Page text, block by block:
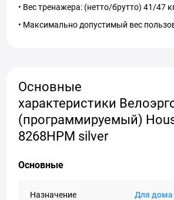
• Вес тренажера: (нетто/брутто) 41/47
• Максимально допустимый вес
Основные
характеристики
(программируемый)
8268HPM silver
Основные
Назначение Для дома